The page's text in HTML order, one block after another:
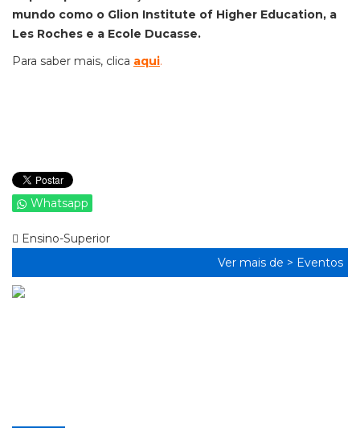
mundo como o Glion Institute of Higher Education, a
Les Roches e a Ecole Ducasse.
Para saber mais, clica aqui.
Whatsapp
Ensino-Superior
Ver mais de > Eventos